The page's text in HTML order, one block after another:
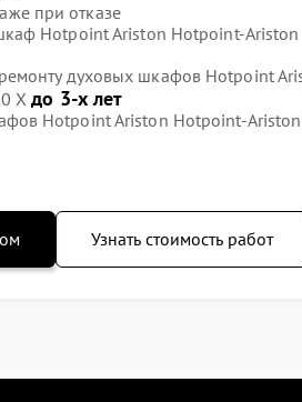
при отказе
Hotpoint Ariston Hotpoint-Ariston
духовых шкафов Hotpoint
Xдо 3-х лет
Hotpoint Ariston Hotpoint-Ariston
Узнать стоимость работ